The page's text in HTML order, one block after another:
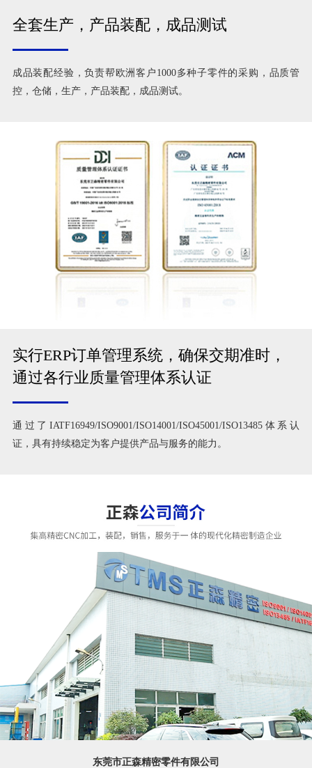
全套生产，产品装配，成品测试
成品装配经验，负责帮欧洲客户1000多种子零件的采购，品质管
控，仓储，生产，产品装配，成品测试。
实行ERP订单管理系统，确保交期准时，
通过各行业质量管理体系认证
通过了IATF16949/ISO9001/ISO14001/ISO45001/ISO13485体系认
证，具有持续稳定为客户提供产品与服务的能力。
东莞市正森精密零件有限公司